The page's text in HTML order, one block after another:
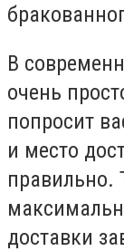
В
очень
попросит
и место
правильно.
доставки